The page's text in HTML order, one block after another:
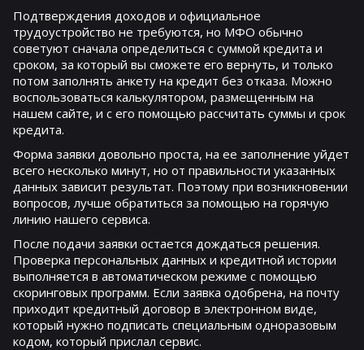
Подтверждения доходов и официальное
трудоустройство не требуются, но МФО обычно
советуют сначала определиться с суммой кредита и
сроком, за который вы сможете его вернуть, и только
потом заполнять анкету на кредит без отказа. Можно
воспользоваться калькулятором, размещенным на
нашем сайте, и с его помощью рассчитать суммы и срок
кредита.
Форма заявки довольно проста, на ее заполнение уйдет
всего несколько минут, но от правильности указанных
данных зависит результат. Поэтому при возникновении
вопросов, лучше обратиться за помощью на горячую
линию нашего сервиса.
После подачи заявки остается дождаться решения.
Проверка персональных данных и кредитной истории
выполняется в автоматическом режиме с помощью
скоринговых программ. Если заявка одобрена, на почту
приходит кредитный договор в электронном виде,
который нужно подписать специальным одноразовым
кодом, который прислал сервис.